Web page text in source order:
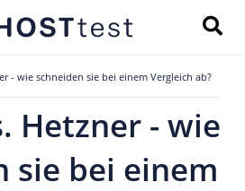
- wie schneiden sie bei einem Vergleich ab?
Hetzner - wie
sie bei einem